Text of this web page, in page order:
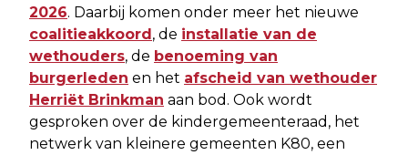
2026. Daarbij komen onder meer het nieuwe
coalitieakkoord, de installatie van de
wethouders, de benoeming van
burgerleden en het afscheid van wethouder
Herriët Brinkman aan bod. Ook wordt
gesproken over de kindergemeenteraad, het
netwerk van kleinere gemeenten K80, een